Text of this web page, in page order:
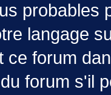
probables
langage
ce forum
forum s'il